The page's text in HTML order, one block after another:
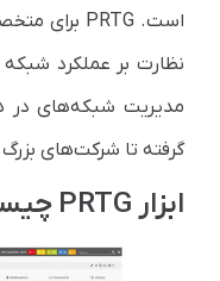
نظارت بر عملکرد
مدیریت شبکه‌های در
گرفته تا شرکت‌های
ابزار PRTG چیست؟